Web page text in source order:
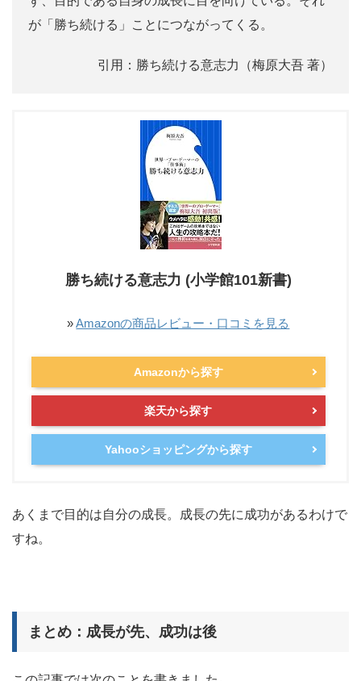
が「勝ち続ける」ことにつながってくる。
引用：勝ち続ける意志力（梅原大吾 著）
勝ち続ける意志力 (小学館101新書)
»Amazonの商品レビュー・口コミを見る
Amazonから探す
楽天から探す
Yahooショッピングから探す
あくまで目的は自分の成長。成長の先に成功があるわけで
すね。
まとめ：成長が先、成功は後